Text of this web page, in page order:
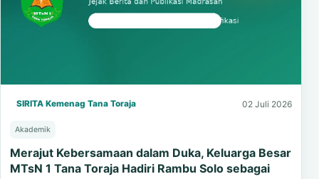
SIRITA Kemenag Tana Toraja 02 Juli 2026
Akademik